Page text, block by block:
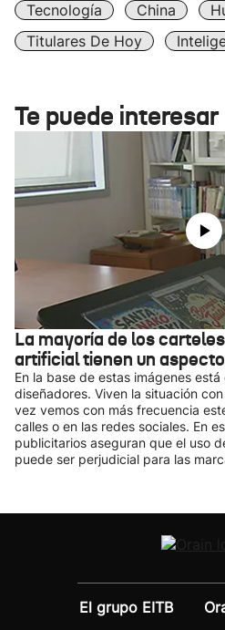
Tecnología China
Titulares De Hoy
Te puede interesar
La mayoría de los
artificial tienen un
En la base de estas imágenes
diseñadores. Viven la situación
vez vemos con más frecuencia
calles o en las redes sociales. En
publicitarios aseguran que el uso
puede ser perjudicial para las
El grupo EITB